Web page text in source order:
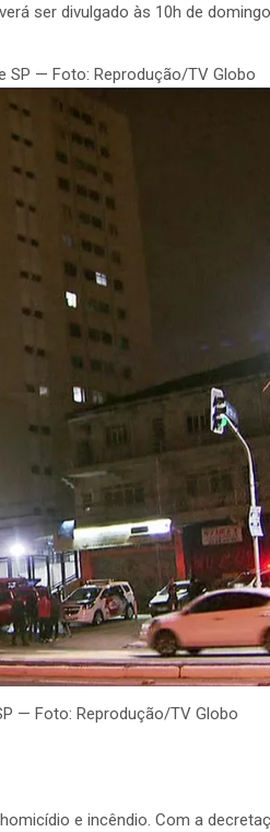
ser divulgado às 10h de
— Foto: Reprodução/TV Globo
e incêndio. Com a